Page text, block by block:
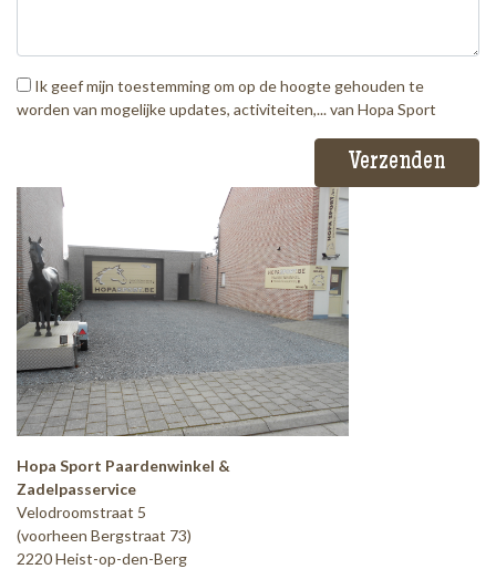
Ik geef mijn toestemming om op de hoogte gehouden te
worden van mogelijke updates, activiteiten,... van Hopa Sport
Hopa Sport Paardenwinkel &
Zadelpasservice
Velodroomstraat 5
(voorheen Bergstraat 73)
2220 Heist-op-den-Berg